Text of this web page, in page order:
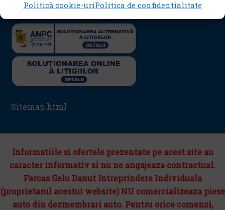
Politică cookie-uriPolitica de confidentialitate
Politica cookie-uri (UE)
Sitemap html
Informatiile si ofertele prezentate pe acest site au
caracter informativ si nu ne angajeaza contractual.
Farcas Gelu Danut Intreprindere Individuala
(proprietarul acestui website) NU comercializeaza piese
auto din dezmembrari auto. Pentru orice comenzi,